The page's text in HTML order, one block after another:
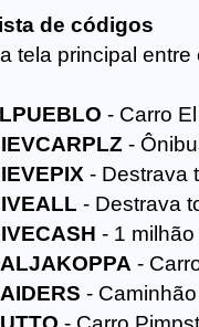
de códigos
tela principal entre
- Carro
-
- Destrava
- Destrava
- 1
-
-